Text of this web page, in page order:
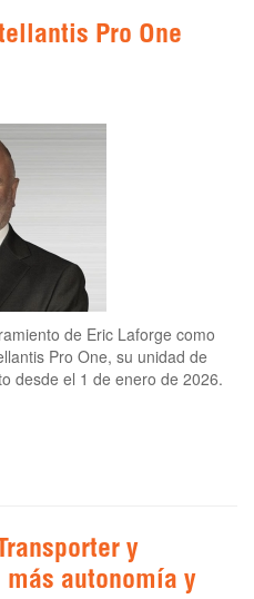
Pro One
de Eric Laforge como
Pro One, su unidad de
desde el 1 de enero de 2026.
y
autonomía y